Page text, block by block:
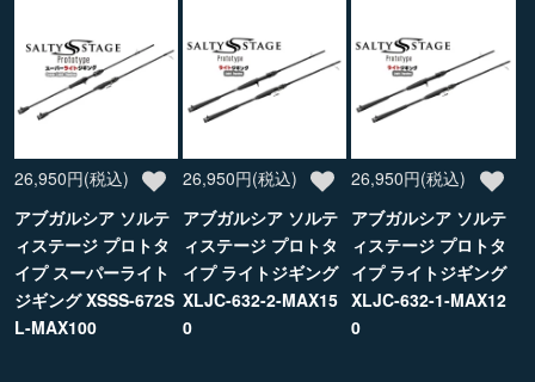
26,950円(税込)
アブガルシア ソルテ
ィステージ プロトタ
イプ スーパーライト
ジギング XSSS-672S
L-MAX100
26,950円(税込)
アブガルシア ソルテ
ィステージ プロトタ
イプ ライトジギング
XLJC-632-2-MAX15
0
26,950円(税込)
アブガルシア ソルテ
ィステージ プロトタ
イプ ライトジギング
XLJC-632-1-MAX12
0